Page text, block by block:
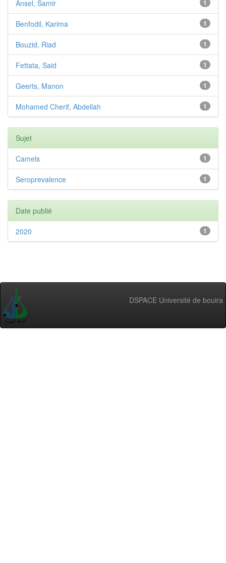
1
Ansel, Samir
1
Benfodil, Karima
1
Bouzid, Riad
1
Fettata, Said
1
Geerts, Manon
1
Mohamed Cherif, Abdellah
Sujet
1
Camels
1
Seroprevalence
Date publié
1
2020
DSPACE Université de bouira